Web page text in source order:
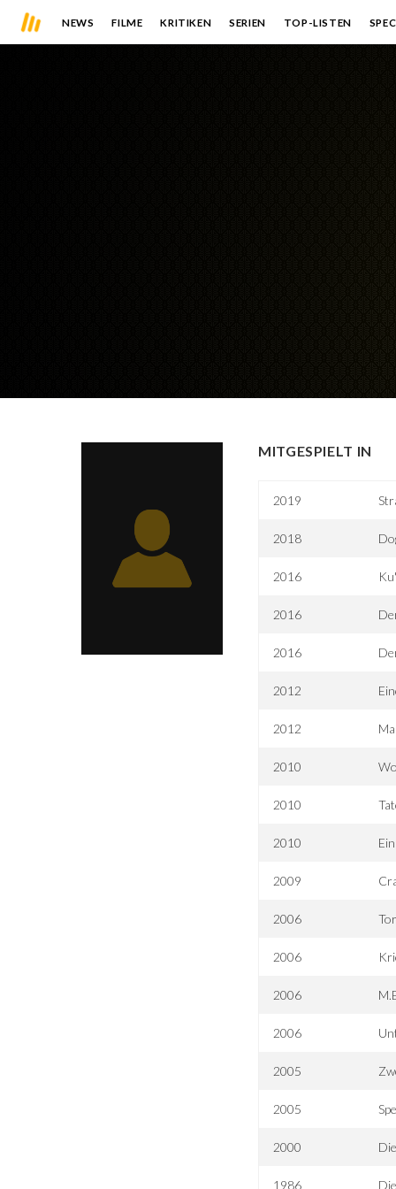
NEWS FILME KRITIKEN SERIEN TOP-LISTEN
MITGESPIELT IN
2019
2018
2016
2016
2016
2012
2012
2010
2010
2010
2009
2006
2006
2006
2006
2005
2005
2000
1986